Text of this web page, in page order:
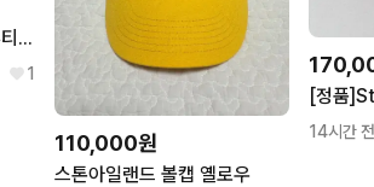
(270) 나이키 덩크로우 루티드인피스
1
110,000원
스톤아일랜드 볼캡 옐로우
14시간 전